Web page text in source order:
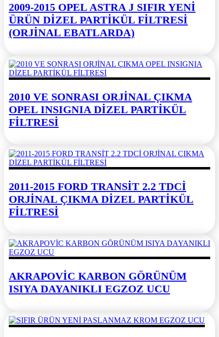
2009-2015 OPEL ASTRA J SIFIR YENİ
ÜRÜN DİZEL PARTİKÜL FİLTRESİ
(ORJİNAL EBATLARDA)
2010 VE SONRASI ORJİNAL ÇIKMA
OPEL INSIGNIA DİZEL PARTİKÜL
FİLTRESİ
2011-2015 FORD TRANSİT 2.2 TDCİ
ORJİNAL ÇIKMA DİZEL PARTİKÜL
FİLTRESİ
AKRAPOVİC KARBON GÖRÜNÜM
ISIYA DAYANIKLI EGZOZ UCU